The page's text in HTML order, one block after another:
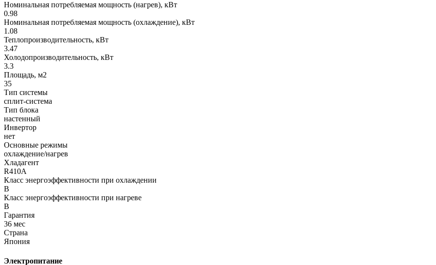
Номинальная потребляемая мощность (нагрев), кВт
0.98
Номинальная потребляемая мощность (охлаждение), кВт
1.08
Теплопроизводительность, кВт
3.47
Холодопроизводительность, кВт
3.3
Площадь, м2
35
Тип системы
сплит-система
Тип блока
настенный
Инвертор
нет
Основные режимы
охлаждение/нагрев
Хладагент
R410A
Класс энергоэффективности при охлаждении
B
Класс энергоэффективности при нагреве
B
Гарантия
36 мес
Страна
Япония
Электропитание